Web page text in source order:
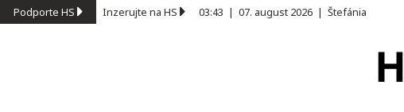
Podporte HS Inzerujte na HS 03:43 | 07. august 2026 | Štefánia